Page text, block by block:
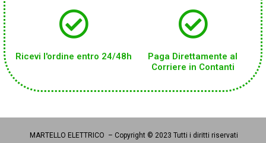
Ricevi l'ordine entro 24/48h
Paga Direttamente al
Corriere in Contanti
MARTELLO ELETTRICO – Copyright © 2023 Tutti i diritti riservati